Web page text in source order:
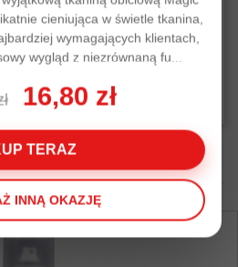
Biały nalot na płytkach,
kamień w...
Czytaj więcej
cieniująca w świetle tkanina,
wymagających klientach,
wygląd z niezrównaną fu...
16,80 zł
TERAZ
INNĄ OKAZJĘ